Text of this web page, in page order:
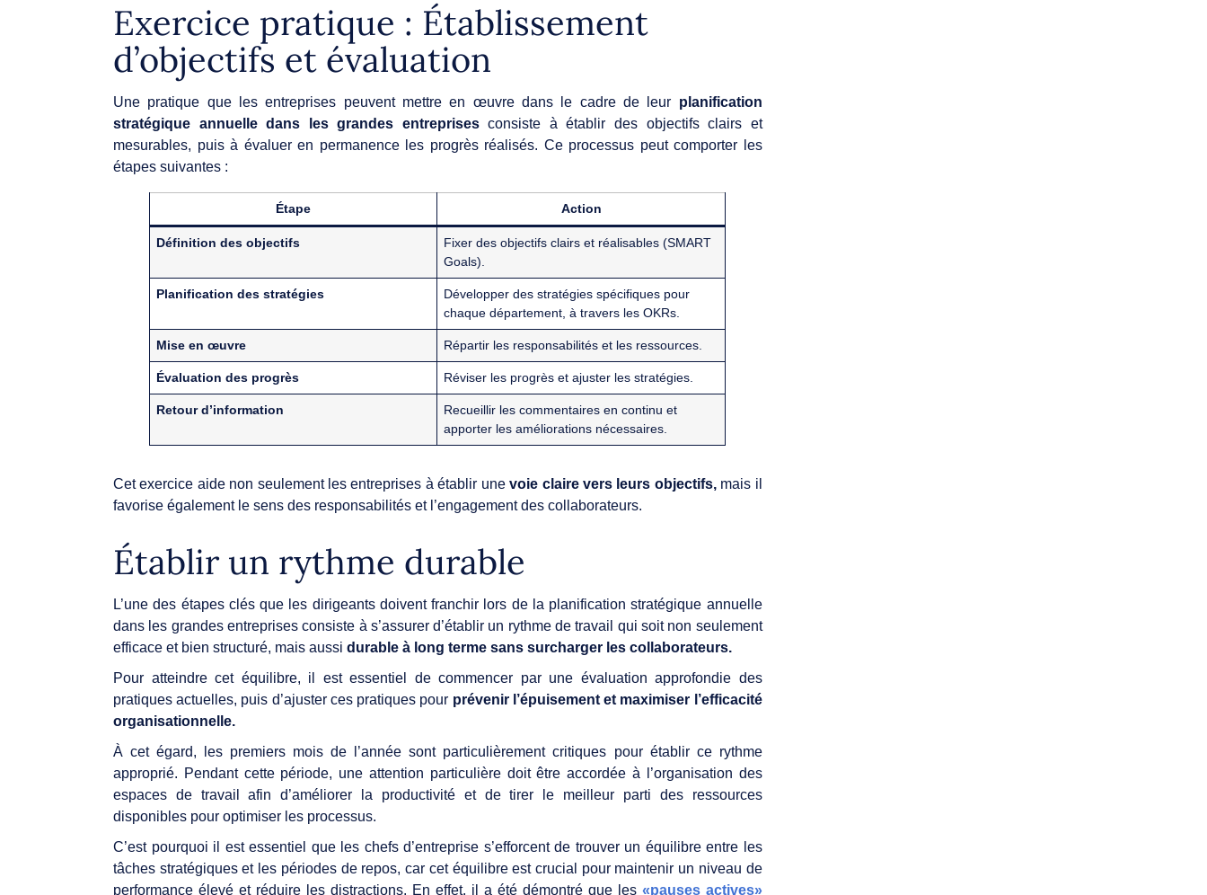
Exercice pratique : Établissement
d’objectifs et évaluation
Une pratique que les entreprises peuvent mettre en œuvre dans le cadre de leur planification
stratégique annuelle dans les grandes entreprisesconsiste à établir des objectifs clairs et
mesurables, puis à évaluer en permanence les progrès réalisés. Ce processus peut comporter les
étapes suivantes :
Étape Action
Définition des objectifs
Fixer des objectifs clairs et réalisables (SMART
Goals).
Planification des stratégies
Développer des stratégies spécifiques pour
chaque département, à travers les OKRs.
Mise en œuvre Répartir les responsabilités et les ressources.
Évaluation des progrès Réviser les progrès et ajuster les stratégies.
Retour d’information
Recueillir les commentaires en continu et
apporter les améliorations nécessaires.
Cet exercice aide non seulement les entreprises à établir unevoie claire vers leurs objectifs,mais il
favorise également le sens des responsabilités et l’engagement des collaborateurs.
Établir un rythme durable
L’une des étapes clés que les dirigeants doivent franchir lors de la planification stratégique annuelle
dans les grandes entreprises consiste à s’assurer d’établir un rythme de travail qui soit non seulement
efficace et bien structuré, mais aussi durable à long terme sans surcharger les collaborateurs.
Pour atteindre cet équilibre, il est essentiel de commencer par une évaluation approfondie des
pratiques actuelles, puis d’ajuster ces pratiques pour prévenir l’épuisement et maximiser l’efficacité
organisationnelle.
À cet égard, les premiers mois de l’année sont particulièrement critiques pour établir ce rythme
approprié. Pendant cette période, une attention particulière doit être accordée à l’organisation des
espaces de travail afin d’améliorer la productivité et de tirer le meilleur parti des ressources
disponibles pour optimiser les processus.
C’est pourquoi il est essentiel que les chefs d’entreprise s’efforcent de trouver un équilibre entre les
tâches stratégiques et les périodes de repos, car cet équilibre est crucial pour maintenir un niveau de
performance élevé et réduire les distractions. En effet, il a été démontré que les «pauses actives»